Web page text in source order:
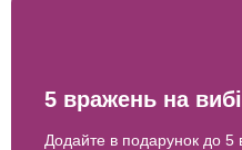
5 вражень на
Додайте в подарунок до 5